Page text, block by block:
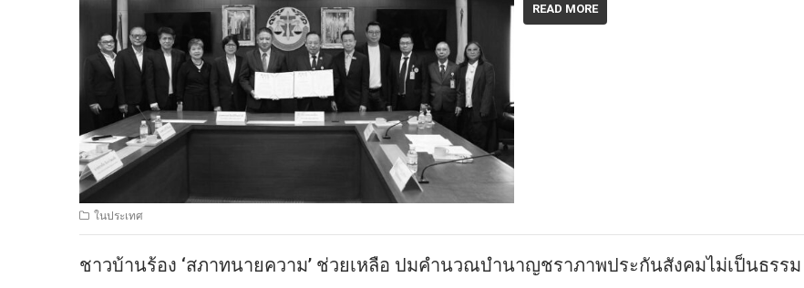
READ MORE
ในประเทศ
ชาวบ้านร้อง ‘สภาทนายความ’ ช่วยเหลือ ปมคำนวณบำนาญชราภาพประกันสังคมไม่เป็นธรรม